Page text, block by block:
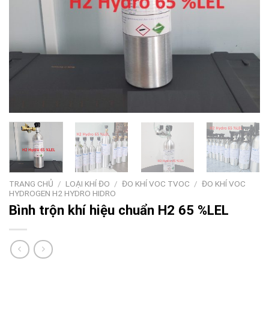
TRANG CHỦ / LOẠI KHÍ ĐO / ĐO KHÍ VOC TVOC / ĐO KHÍ VOC
HYDROGEN H2 HYDRO HIDRO
Bình trộn khí hiệu chuẩn H2 65 %LEL